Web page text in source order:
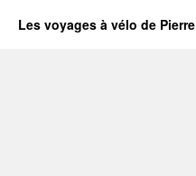
Les voyages à vélo de Pierre